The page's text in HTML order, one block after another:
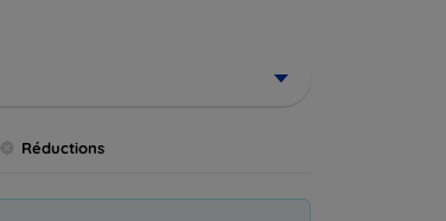
Réductions